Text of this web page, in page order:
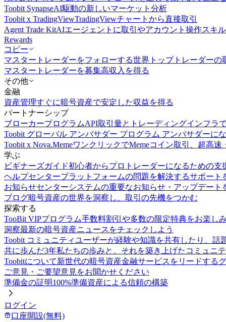
Toobit SynapseAI駆動の新しいマーケット分析
Toobit x TradingViewTradingViewチャートから直接取引
Agent Trade KitAIエージェントに取引やアカウント操作スキ
Rewards
コピー
マスタートレーダーをフォローする世界トップトレーダーの
マスタートレーダーを募集高収入を得る
その他
金融
資産管理すぐに暗号資産で安定した収益を得る
パートナーシップ
ブローカープログラムAPI取引量とトレーディングインフラ
Toobit グローバル アンバサダー プログラム アンバサダーに
Toobit x Nova.MemeワンクリックでMemeコイン取引、超高
学ぶ
ビギナーズガイド初心者からプロトレーダーになるための支
ヘルプセンタープラットフォームの問題を解決するサポート
お知らせセンターシステムの重要なお知らせ・アップデート
ブログ暗号資産の世界を洞察し、取引の先機をつかむ
探索する
TooBit VIPプログラム手数料割引や多数の限定特典をお楽し
洞察最新の暗号資産ニュースをチェックしよう
Toobit コミュニティユーザーが経験や知識を共有したり、話
共に歩んだ3年私たちの歩みと、それを築き上げたコミュニ
Toobitについて新世代の暗号資産金融サービスをリードする
ご意見・ご要望意見をお聞かせください
準備金の証明100%準備資産による信頼の構築
ログイン
口座開設(無料)